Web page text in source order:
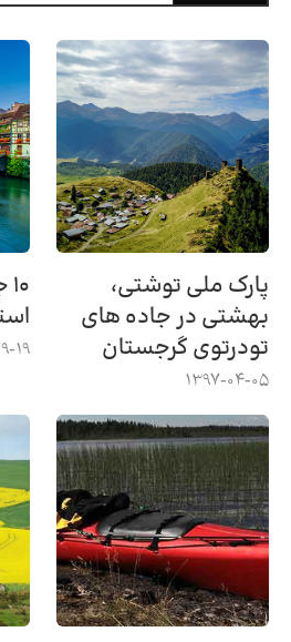
پارک ملی توشتی،
بهشتی در جاده های
تودرتوی گرجستان
1397-04-05
19